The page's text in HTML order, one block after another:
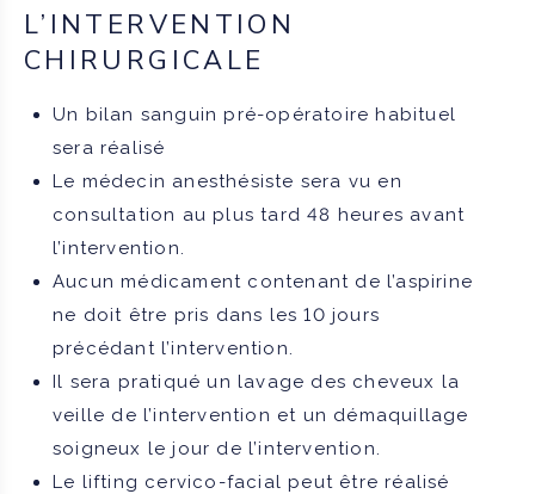
L’INTERVENTION
CHIRURGICALE
Un bilan sanguin pré-opératoire habituel
sera réalisé
Le médecin anesthésiste sera vu en
consultation au plus tard 48 heures avant
l’intervention.
Aucun médicament contenant de l’aspirine
ne doit être pris dans les 10 jours
précédant l’intervention.
Il sera pratiqué un lavage des cheveux la
veille de l’intervention et un démaquillage
soigneux le jour de l’intervention.
Le lifting cervico-facial peut être réalisé